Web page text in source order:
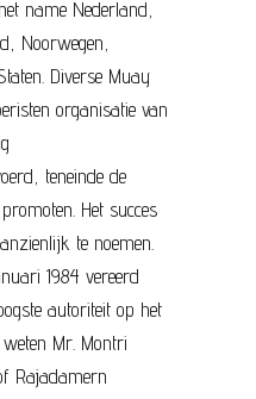
name Nederland,
Noorwegen,
Diverse Muay
organisatie van
teneinde de
Het succes
te noemen.
1984 vereerd
autoriteit op het
Mr. Montri
Rajadamern